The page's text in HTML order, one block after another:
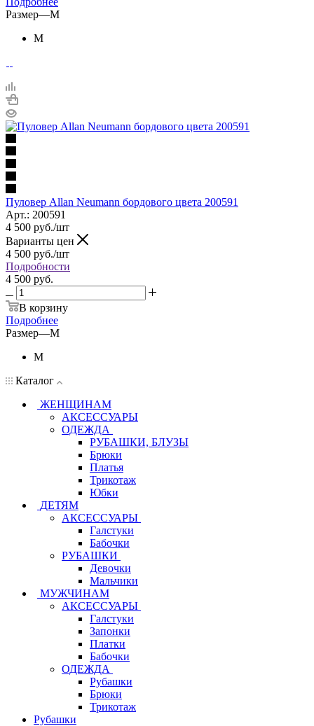
Размер—M
M
Пуловер Allan Neumann бордового цвета 200591
Арт.: 200591
4 500 руб./шт
Варианты цен
4 500 руб./шт
Подробности
4 500 руб.
В корзину
Подробнее
Размер—M
M
Каталог
ЖЕНЩИНАМ
АКСЕССУАРЫ
ОДЕЖДА
РУБАШКИ, БЛУЗЫ
Брюки
Платья
Трикотаж
Юбки
ДЕТЯМ
АКСЕССУАРЫ
Галстуки
Бабочки
РУБАШКИ
Девочки
Мальчики
МУЖЧИНАМ
АКСЕССУАРЫ
Галстуки
Запонки
Платки
Бабочки
ОДЕЖДА
Рубашки
Брюки
Трикотаж
Рубашки